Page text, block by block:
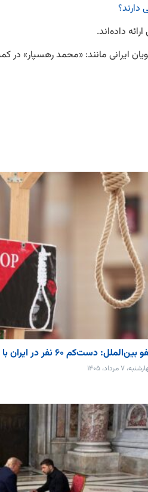
دارند؟
داده‌اند.
ایرانی مانند: «محمد رهسپار»
دست‌کم ۶۰ نفر در ایران با خطر اعدام روبه‌رو هستند
۷ مرداد، ۱۴۰۵